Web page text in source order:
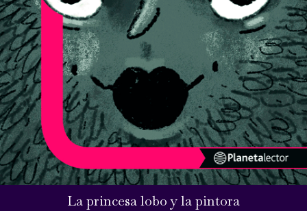
La princesa lobo y la pintora